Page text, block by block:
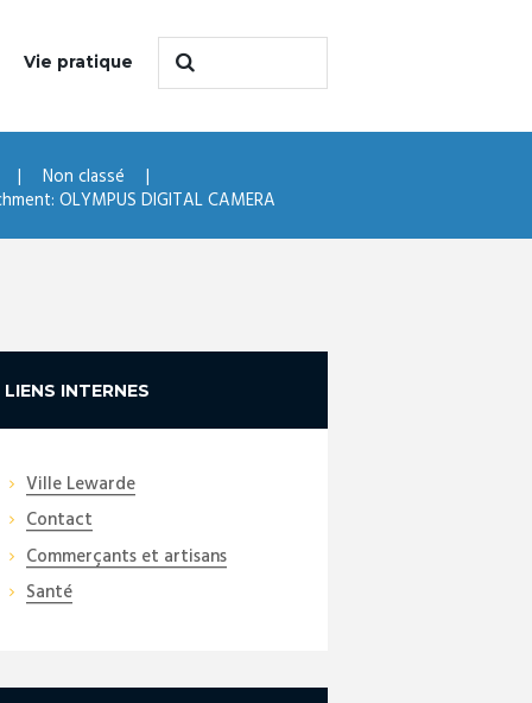
Vie pratique
Non classé
OLYMPUS DIGITAL CAMERA
LIENS INTERNES
Ville Lewarde
Contact
Commerçants et artisans
Santé